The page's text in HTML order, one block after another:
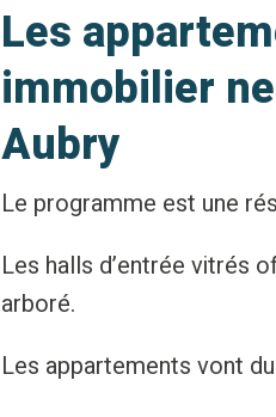
Les
immobilier
Aubry
Le programme est une
Les halls d’entrée vitrés
arboré.
Les appartements vont